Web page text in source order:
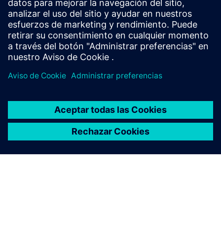
ayuda a cumplir los objetivos climáticos, garantizar la
ciberseguridad y optimizar el personal.